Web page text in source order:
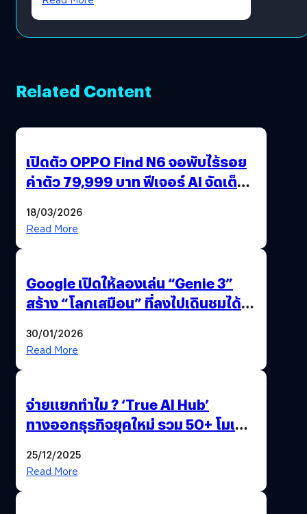
Related Content
เปิดตัว OPPO Find N6 จอพับไร้รอย
ค่าตัว 79,999 บาท ฟีเจอร์ AI จัดเต็ม
18/03/2026
Read More
Google เปิดให้ลองเล่น “Genie 3”
สร้าง “โลกเสมือน” ที่ลงไปเดินชมได้
30/01/2026
Read More
จ่ายแยกทำไม ? ‘True AI Hub’
ทางออกธุรกิจยุคใหม่ รวม 50+ โมเดล
25/12/2025
Read More